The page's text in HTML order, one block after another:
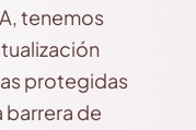
tenemos
protegidas
barrera de